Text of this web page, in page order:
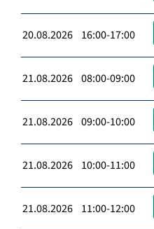
20.08.2026 16:00-17:00
21.08.2026 08:00-09:00
21.08.2026 09:00-10:00
21.08.2026 10:00-11:00
21.08.2026 11:00-12:00